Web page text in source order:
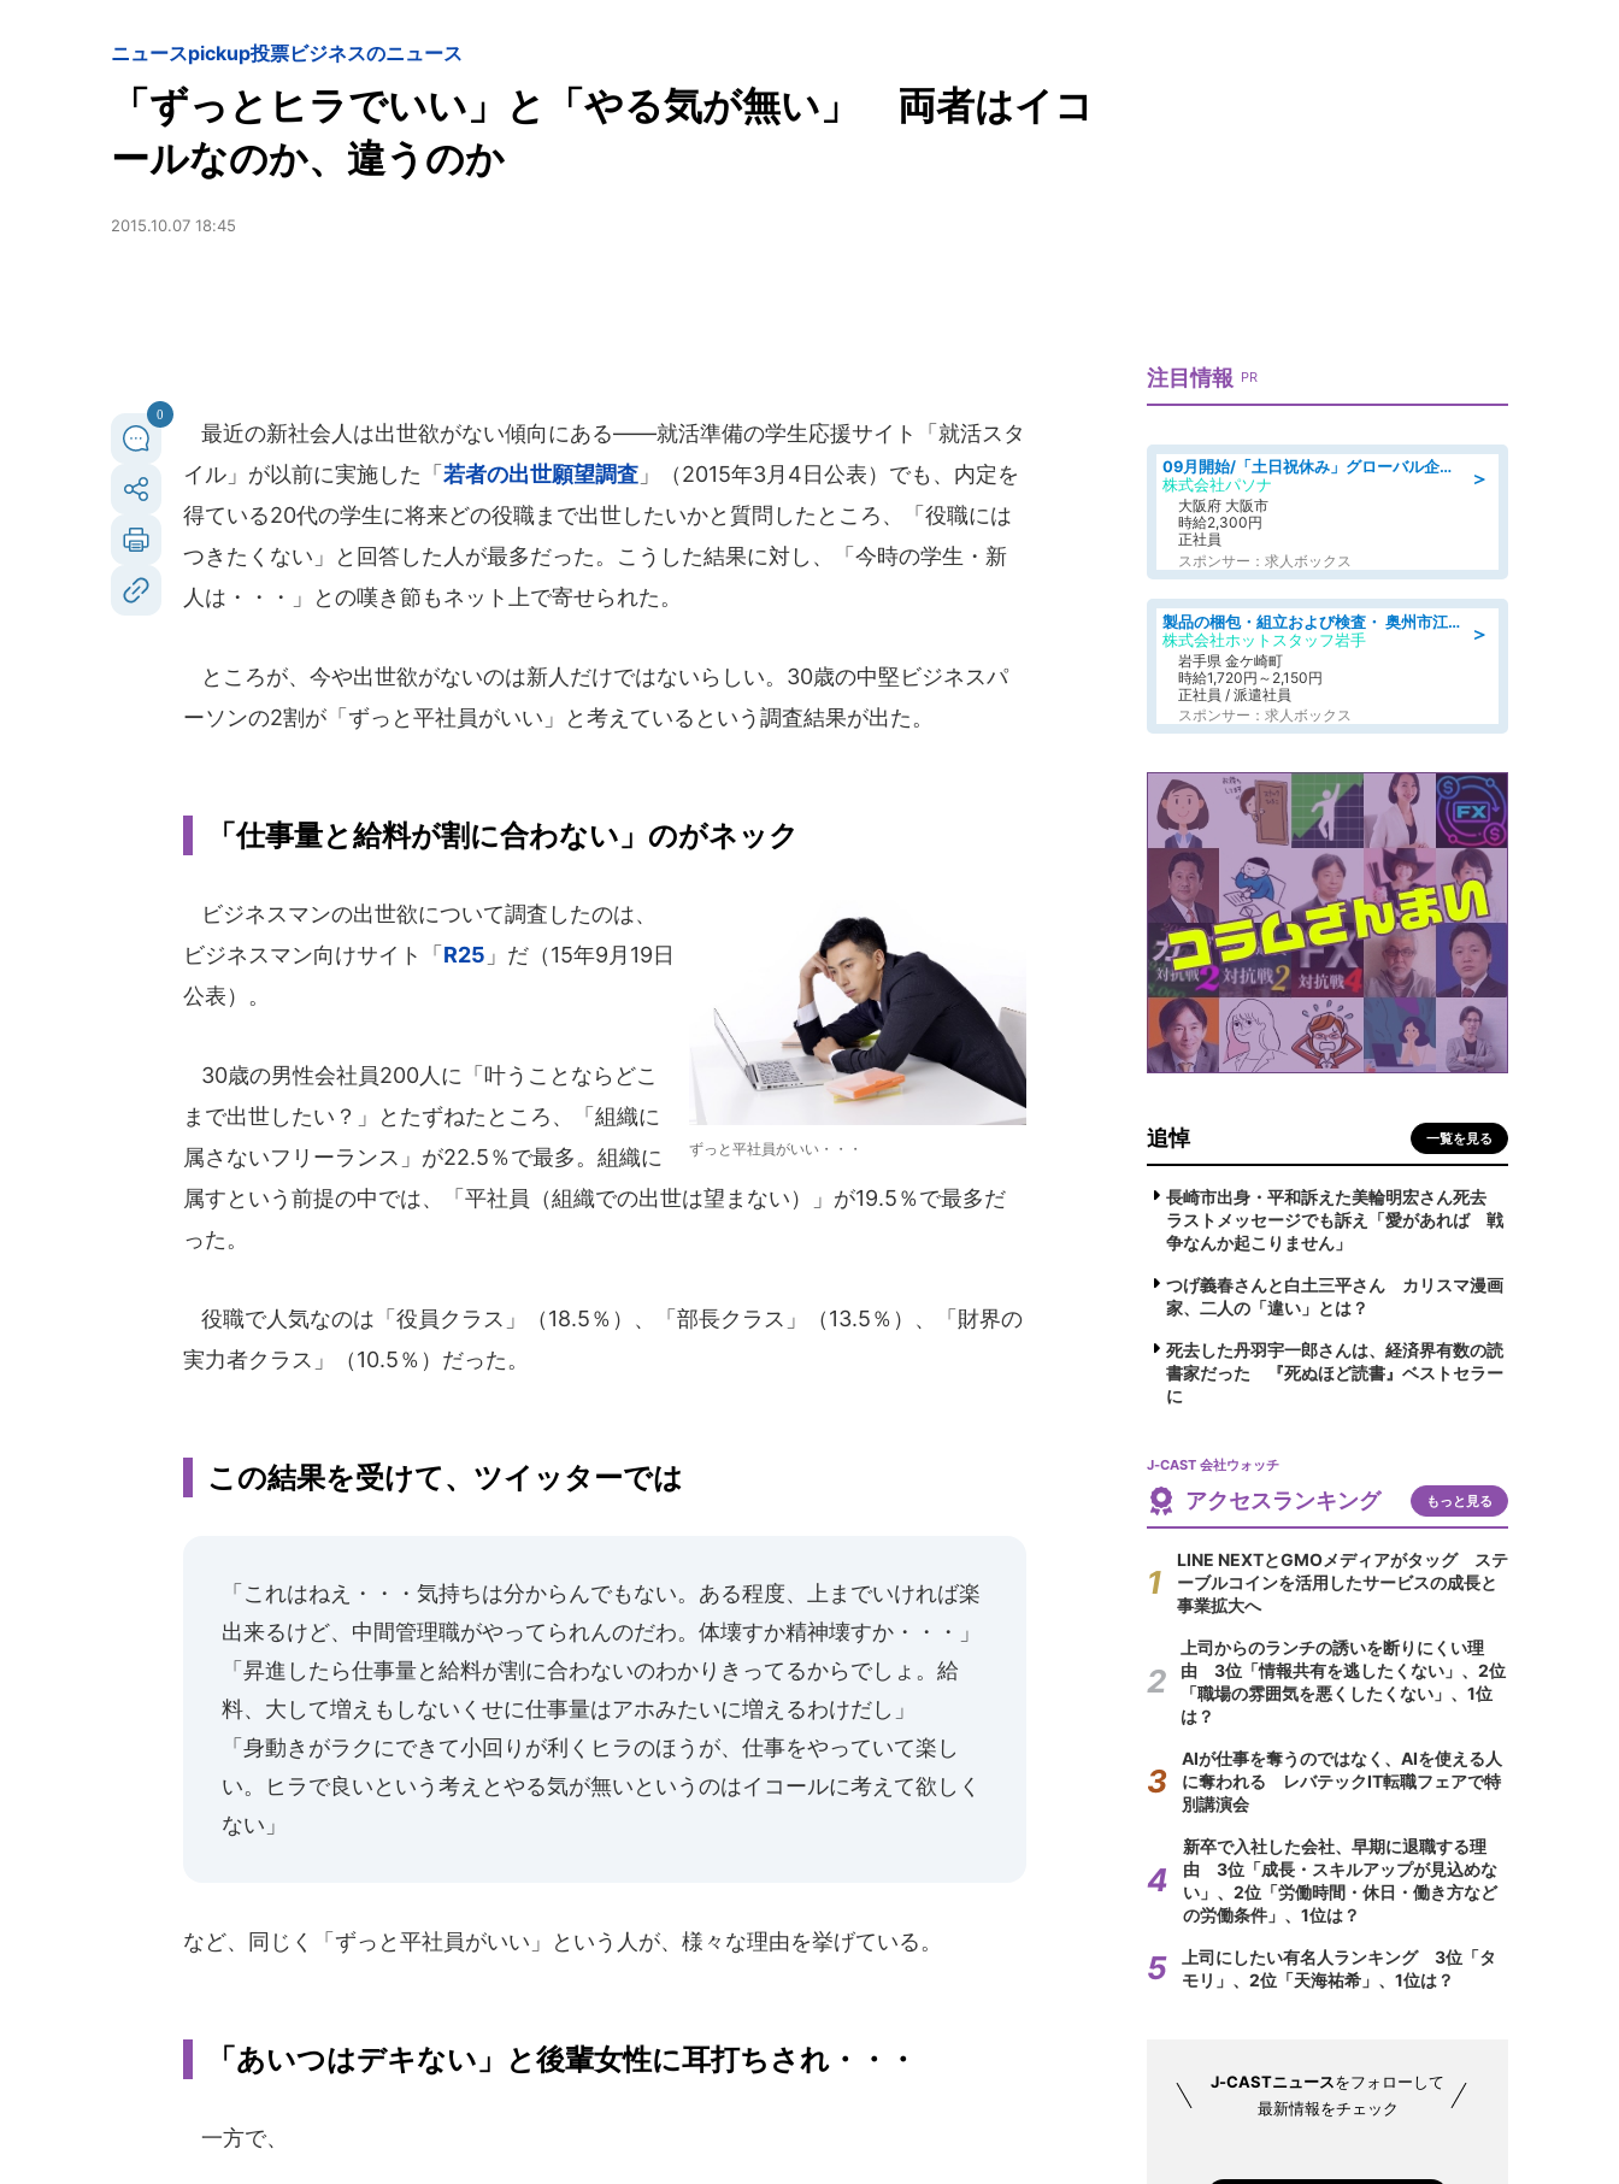
ニュースpickup投票ビジネスのニュース
「ずっとヒラでいい」と「やる気が無い」 両者はイコ
ールなのか、違うのか
2015.10.07 18:45
0
最近の新社会人は出世欲がない傾向にある――就活準備の学生応援サイト「就活スタ
イル」が以前に実施した「 若者の出世願望調査 」（2015年3月4日公表）でも、内定を
得ている20代の学生に将来どの役職まで出世したいかと質問したところ、「役職には
つきたくない」と回答した人が最多だった。こうした結果に対し、「今時の学生・新
人は・・・」との嘆き節もネット上で寄せられた。
ところが、今や出世欲がないのは新人だけではないらしい。30歳の中堅ビジネスパ
ーソンの2割が「ずっと平社員がいい」と考えているという調査結果が出た。
「仕事量と給料が割に合わない」のがネック
ずっと平社員がいい・・・
ビジネスマンの出世欲について調査したのは、
ビジネスマン向けサイト「 R25 」だ（15年9月19日
公表）。
30歳の男性会社員200人に「叶うことならどこ
まで出世したい？」とたずねたところ、「組織に
属さないフリーランス」が22.5％で最多。組織に
属すという前提の中では、「平社員（組織での出世は望まない）」が19.5％で最多だ
った。
役職で人気なのは「役員クラス」（18.5％）、「部長クラス」（13.5％）、「財界の
実力者クラス」（10.5％）だった。
この結果を受けて、ツイッターでは
「これはねえ・・・気持ちは分からんでもない。ある程度、上までいければ楽
出来るけど、中間管理職がやってられんのだわ。体壊すか精神壊すか・・・」
「昇進したら仕事量と給料が割に合わないのわかりきってるからでしょ。給
料、大して増えもしないくせに仕事量はアホみたいに増えるわけだし」
「身動きがラクにできて小回りが利くヒラのほうが、仕事をやっていて楽し
い。ヒラで良いという考えとやる気が無いというのはイコールに考えて欲しく
ない」
など、同じく「ずっと平社員がいい」という人が、様々な理由を挙げている。
「あいつはデキない」と後輩女性に耳打ちされ・・・
一方で、
注目情報 PR
＞
09月開始/「土日祝休み」グローバル企業での産業保健のお仕事/保健師/高時給/残業なし/服装自由
株式会社パソナ
大阪府 大阪市
時給2,300円
正社員
スポンサー：求人ボックス
＞
製品の梱包・組立および検査・ 奥州市江刺/大手企業で長期安定 梱包・検査・組立/半年経過毎に5万円の報奨金有
株式会社ホットスタッフ岩手
岩手県 金ケ崎町
時給1,720円～2,150円
正社員 / 派遣社員
スポンサー：求人ボックス
追悼 一覧を見る
長崎市出身・平和訴えた美輪明宏さん死去
ラストメッセージでも訴え「愛があれば 戦
争なんか起こりません」
つげ義春さんと白土三平さん カリスマ漫画
家、二人の「違い」とは？
死去した丹羽宇一郎さんは、経済界有数の読
書家だった 『死ぬほど読書』ベストセラー
に
J-CAST 会社ウォッチ
アクセスランキング もっと見る
LINE NEXTとGMOメディアがタッグ ステ
ーブルコインを活用したサービスの成長と
事業拡大へ
上司からのランチの誘いを断りにくい理
由 3位「情報共有を逃したくない」、2位
「職場の雰囲気を悪くしたくない」、1位
は？
AIが仕事を奪うのではなく、AIを使える人
に奪われる レバテックIT転職フェアで特
別講演会
新卒で入社した会社、早期に退職する理
由 3位「成長・スキルアップが見込めな
い」、2位「労働時間・休日・働き方など
の労働条件」、1位は？
上司にしたい有名人ランキング 3位「タ
モリ」、2位「天海祐希」、1位は？
J-CASTニュースをフォローして
最新情報をチェック